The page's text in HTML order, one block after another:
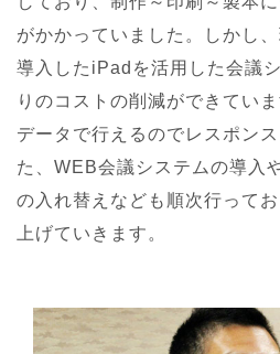
がかかっていました。しかし
導入したiPadを活用した会議
りのコストの削減ができてい
データで行えるのでレスポン
た、WEB会議システムの導入
の入れ替えなども順次行って
上げていきます。